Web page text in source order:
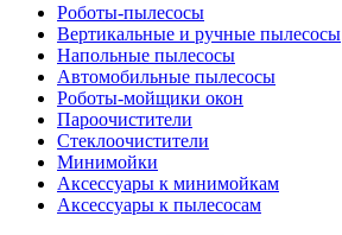
Роботы-пылесосы
Вертикальные и ручные пылесосы
Напольные пылесосы
Автомобильные пылесосы
Роботы-мойщики окон
Пароочистители
Стеклоочистители
Минимойки
Аксессуары к минимойкам
Аксессуары к пылесосам